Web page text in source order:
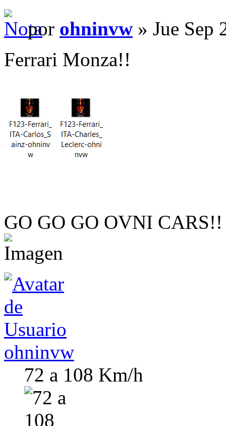
por ohninvw » Jue Sep
Ferrari Monza!!
GO GO GO OVNI CARS!!
ohninvw
72 a 108 Km/h